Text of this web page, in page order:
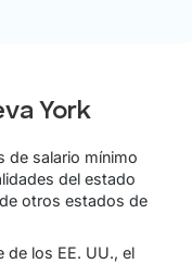
York
de salario mínimo
del estado
otros estados de
de los EE. UU., el